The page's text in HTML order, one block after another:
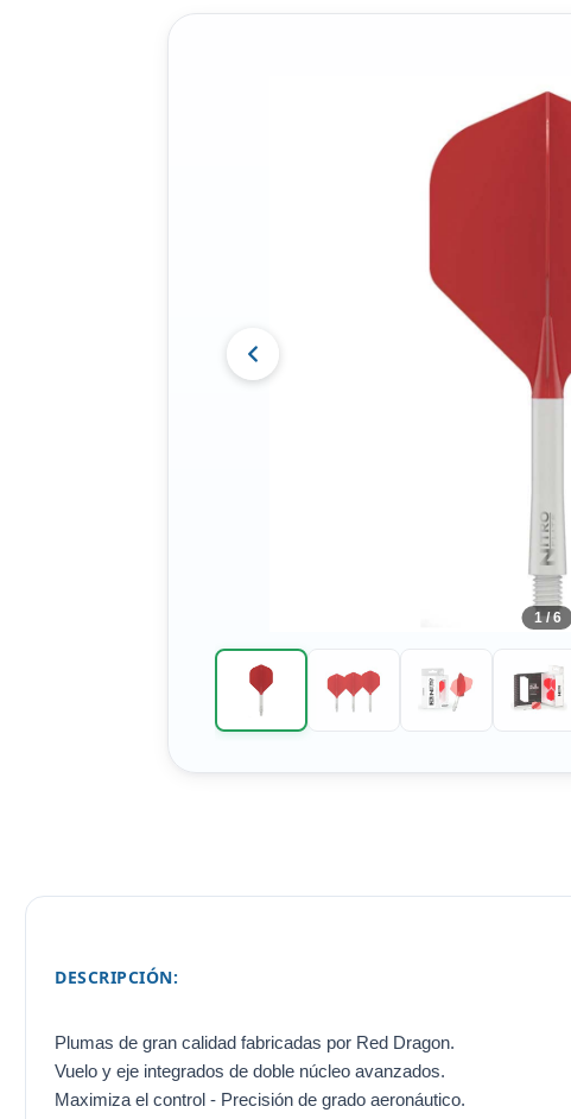
1 / 6
DESCRIPCIÓN:
Plumas de gran calidad fabricadas por Red Dragon.
Vuelo y eje integrados de doble núcleo avanzados.
Maximiza el control - Precisión de grado aeronáutico.